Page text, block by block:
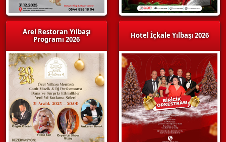
Arel Restoran Yılbaşı
Programı 2026
Hotel İçkale Yılbaşı 2026